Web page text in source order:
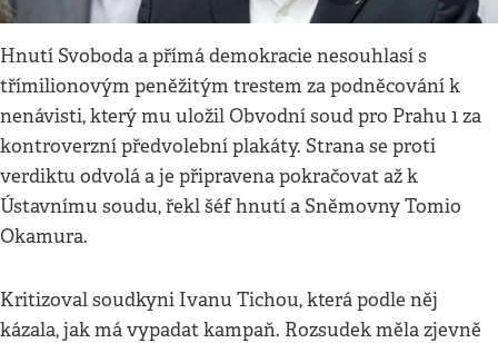
Hnutí Svoboda a přímá demokracie nesouhlasí s
třímilionovým peněžitým trestem za podněcování k
nenávisti, který mu uložil Obvodní soud pro Prahu 1 za
kontroverzní předvolební plakáty. Strana se proti
verdiktu odvolá a je připravena pokračovat až k
Ústavnímu soudu, řekl šéf hnutí a Sněmovny Tomio
Okamura.
Kritizoval soudkyni Ivanu Tichou, která podle něj
kázala, jak má vypadat kampaň. Rozsudek měla zjevně